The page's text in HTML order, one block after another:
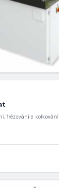
frézování a kolkování